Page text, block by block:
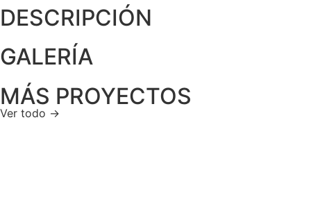
DESCRIPCIÓN
GALERÍA
MÁS PROYECTOS
Ver todo →